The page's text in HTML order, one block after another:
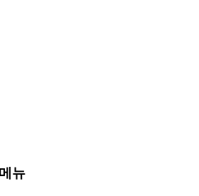
뉴